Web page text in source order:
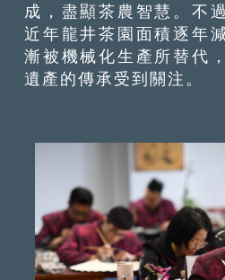
成，盡顯茶農智慧。不
近年龍井茶園面積逐年
漸被機械化生產所替代
遺產的傳承受到關注。